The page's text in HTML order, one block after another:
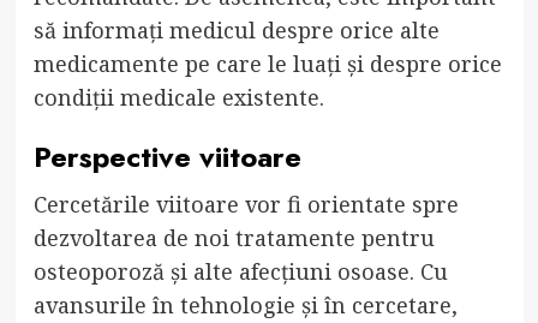
să informați medicul despre orice alte
medicamente pe care le luați și despre orice
condiții medicale existente.
Perspective viitoare
Cercetările viitoare vor fi orientate spre
dezvoltarea de noi tratamente pentru
osteoporoză și alte afecțiuni osoase. Cu
avansurile în tehnologie și în cercetare,